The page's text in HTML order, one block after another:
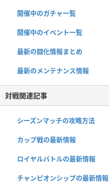
開催中のガチャ一覧
開催中のイベント一覧
最新の闘化情報まとめ
最新のメンテナンス情報
対戦関連記事
シーズンマッチの攻略方法
カップ戦の最新情報
ロイヤルバトルの最新情報
チャンピオンシップの最新情報